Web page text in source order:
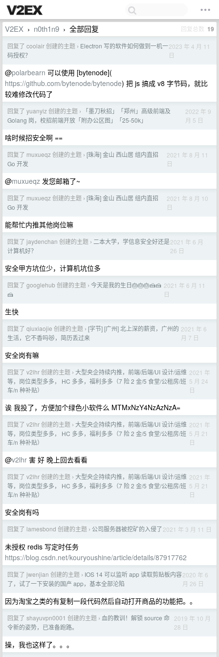
V2EX › n0th1n9 › 全部回复 回复总数 19
回复了 coolair 创建的主题 › Electron 写的软件如何做到一机一
码授权？
2023 年 4 月 11
日
@polarbearn 可以使用 [bytenode](
https://github.com/bytenode/bytenode) 把 js 搞成 v8 字节码，就比
较难修改代码了
回复了 yuanyiz 创建的主题 ›
「墨刀秋招」「郑州」高级前端及
Golang 岗，校招前端开放「附办公区图」「25-50k」
2022 年 9
月 5 日
啥时候招安全啊 ==
回复了 muxueqz 创建的主题 › [珠海] 金山 西山居 组内直招
Go 开发
2021 年 8 月 11
日
@muxueqz 发您邮箱了~
回复了 muxueqz 创建的主题 › [珠海] 金山 西山居 组内直招
Go 开发
2021 年 8 月 10
日
能帮忙内推其他岗位嘛
回复了 jaydenchan 创建的主题 › 二本大学，学信息安全好还是
计算机好？
2021 年 6 月
26 日
安全甲方坑位少，计算机坑位多
回复了 googlehub 创建的主题 › 今天是我的生日🎂🎂🎂🍰🍰
🍰
2021 年 6 月 11
日
生快
回复了 qiuxiaojie 创建的主题 › [字节] [广州] 北上深的薪资，广州的
生活，它不香吗😻，简历丢过来
2021 年 6
月 7 日
安全岗有嘛
回复了 v2lhr 创建的主题 › 大型央企持续内推，前端/后端/UI 设计/运维
等，岗位类型多多， HC 多多，福利多多（7 险 2 金/5 食堂/公租房/班
车/n 种补贴）
2021 年
5 月 24
日
诶 我投了，方便加个绿色小软件么 MTMxNzY4NzAzNzA=
回复了 v2lhr 创建的主题 › 大型央企持续内推，前端/后端/UI 设计/运维
等，岗位类型多多， HC 多多，福利多多（7 险 2 金/5 食堂/公租房/班
车/n 种补贴）
2021 年
5 月 21
日
@v2lhr 害 好 晚上回去看看
回复了 v2lhr 创建的主题 › 大型央企持续内推，前端/后端/UI 设计/运维
等，岗位类型多多， HC 多多，福利多多（7 险 2 金/5 食堂/公租房/班
车/n 种补贴）
2021 年
5 月 21
日
安全岗有吗
回复了 lamesbond 创建的主题 › 公司服务器被挖矿的入侵了2021 年 3 月 11 日
未授权 redis 写定时任务
https://blog.csdn.net/kouryoushine/article/details/87917762
回复了 jwenjian 创建的主题 › IOS 14 可以监听 app 读取剪贴板内容
了，试了一下安装的国产 app，基本全部沦陷
2020 年 6
月 26 日
因为淘宝之类的有复制一段代码然后自动打开商品的功能把。。
回复了 shayuvpn0001 创建的主题 › 血的教训！解锁 source 命
令新的姿势，已准备跑路。
2019 年 10 月
28 日
操，我也这样了。。。